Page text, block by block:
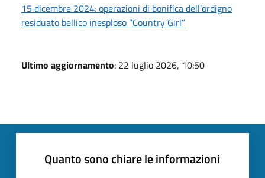
15 dicembre 2024: operazioni di bonifica dell’ordigno
residuato bellico inesploso “Country Girl”
Ultimo aggiornamento: 22 luglio 2026, 10:50
Quanto sono chiare le informazioni